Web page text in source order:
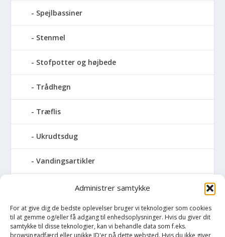
Administrer samtykke
For at give dig de bedste oplevelser bruger vi teknologier som cookies
til at gemme og/eller få adgang til enhedsoplysninger. Hvis du giver dit
samtykke til disse teknologier, kan vi behandle data som f.eks.
Spejlbassiner
Stenmel
Stofpotter og højbede
Trådhegn
Træflis
Ukrudtsdug
Vandingsartikler
Vandslanger
Vildthegn
vækstdug